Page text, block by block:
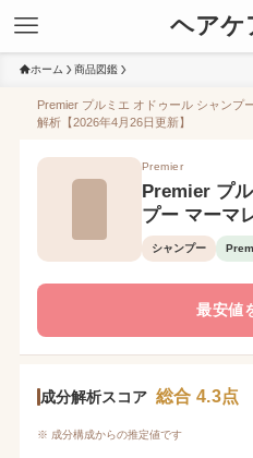
ヘアケ
ホーム 商品図鑑
Premier プルミエ オドゥール シャンプ
解析【2026年4月26日更新】
Premier
Premier プ
プー マーマ
シャンプー
最安値
成分解析スコア 総合 4.3点
※ 成分構成からの推定値です